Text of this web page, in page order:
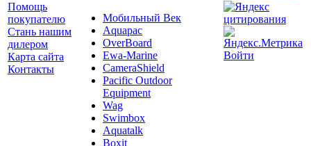
Помощь
покупателю
Стань нашим
дилером
Карта сайта
Контакты
Мобильный Век
Aquapac
OverBoard
Ewa-Marine
CameraShield
Pacific Outdoor
Equipment
Wag
Swimbox
Aquatalk
Boxit
Войти